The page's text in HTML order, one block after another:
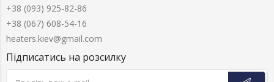
+38 (093) 925-82-86
+38 (067) 608-54-16
heaters.kiev@gmail.com
Підписатись на розсилку